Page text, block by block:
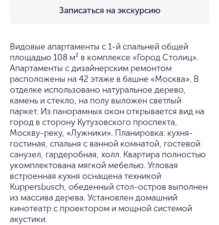
Записаться на экскурсию
Видовые апартаменты с 1-й спальней общей
площадью 108 м² в комплексе «Город Столиц».
Апартаменты с дизайнерским ремонтом
расположены на 42 этаже в башне «Москва». В
отделке использовано натуральное дерево,
камень и стекло, на полу выложен светлый
паркет. Из панорамных окон открывается вид на
город в сторону Кутузовского проспекта,
Москву-реку, «Лужники». Планировка: кухня-
гостиная, спальня с ванной комнатой, гостевой
санузел, гардеробная, холл. Квартира полностью
укомплектована мягкой мебелью. Угловая
встроенная кухня оснащена техникой
Kuppersbusch, обеденный стол-остров выполнен
из массива дерева. Установлен домашний
кинотеатр с проектором и мощной системой
акустики.